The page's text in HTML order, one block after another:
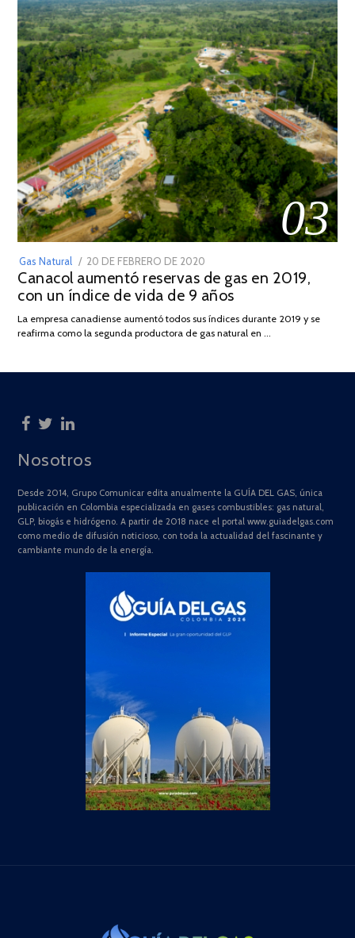
03
Gas Natural
POSTED
ON
20 DE FEBRERO DE 2020
DE
JULIO
2025
Canacol aumentó reservas de gas en 2019,
con un índice de vida de 9 años
La empresa canadiense aumentó todos sus índices durante 2019 y se
reafirma como la segunda productora de gas natural en …
Nosotros
Desde 2014, Grupo Comunicar edita anualmente la GUÍA DEL GAS, única
publicación en Colombia especializada en gases combustibles: gas natural,
GLP, biogás e hidrógeno. A partir de 2018 nace el portal www.guiadelgas.com
como medio de difusión noticioso, con toda la actualidad del fascinante y
cambiante mundo de la energía.